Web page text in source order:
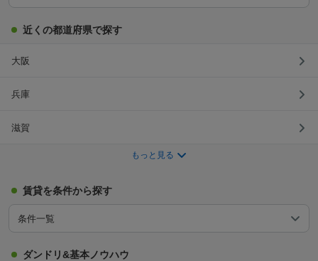
近くの都道府県で探す
大阪
兵庫
滋賀
もっと見る
賃貸を条件から探す
条件一覧
ダンドリ&基本ノウハウ